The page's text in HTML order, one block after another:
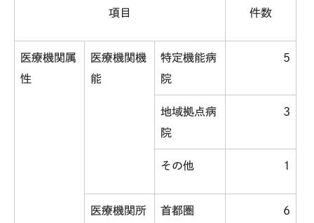
項目 件数
医療機関属
性
医療機関機
能
特定機能病
院
5
地域拠点病
院
3
その他 1
医療機関所
首都圏 6